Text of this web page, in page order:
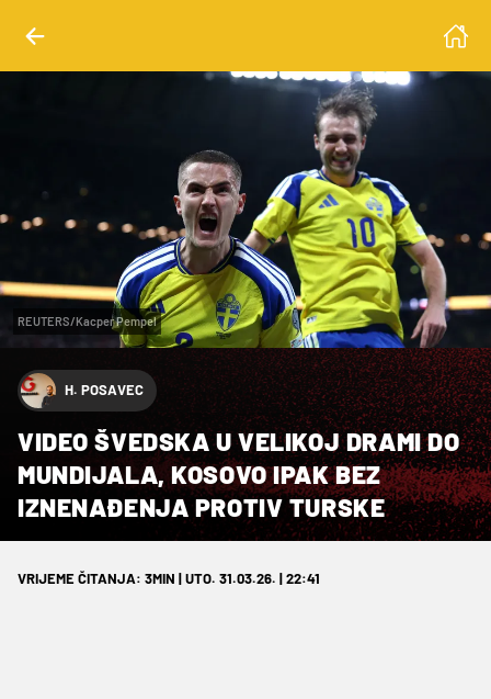
REUTERS/Kacper Pempel
H. POSAVEC
VIDEO ŠVEDSKA U VELIKOJ DRAMI DO
MUNDIJALA, KOSOVO IPAK BEZ
IZNENAĐENJA PROTIV TURSKE
VRIJEME ČITANJA: 3MIN | UTO. 31.03.26. | 22:41